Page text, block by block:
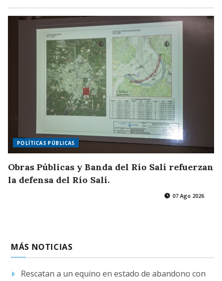
POLÍTICAS PÚBLICAS
Obras Públicas y Banda del Río Salí refuerzan
la defensa del Río Salí.
07 Ago 2026
MÁS NOTICIAS
Rescatan a un equino en estado de abandono con